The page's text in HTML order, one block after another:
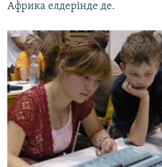
Африка елдерінде де.